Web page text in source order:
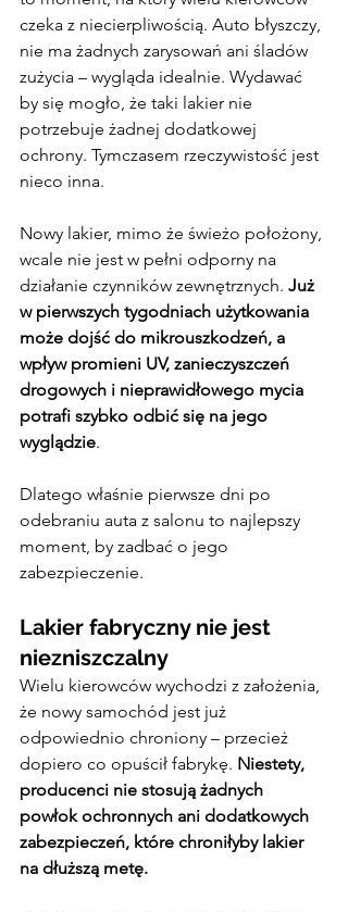
czeka z niecierpliwością. Auto błyszczy,
nie ma żadnych zarysowań ani śladów
zużycia – wygląda idealnie. Wydawać
by się mogło, że taki lakier nie
potrzebuje żadnej dodatkowej
ochrony. Tymczasem rzeczywistość jest
nieco inna.
Nowy lakier, mimo że świeżo położony,
wcale nie jest w pełni odporny na
działanie czynników zewnętrznych. Już
w pierwszych tygodniach użytkowania
może dojść do mikrouszkodzeń, a
wpływ promieni UV, zanieczyszczeń
drogowych i nieprawidłowego mycia
potrafi szybko odbić się na jego
wyglądzie.
Dlatego właśnie pierwsze dni po
odebraniu auta z salonu to najlepszy
moment, by zadbać o jego
zabezpieczenie.
Lakier fabryczny nie jest
niezniszczalny
Wielu kierowców wychodzi z założenia,
że nowy samochód jest już
odpowiednio chroniony – przecież
dopiero co opuścił fabrykę. Niestety,
producenci nie stosują żadnych
powłok ochronnych ani dodatkowych
zabezpieczeń, które chroniłyby lakier
na dłuższą metę.